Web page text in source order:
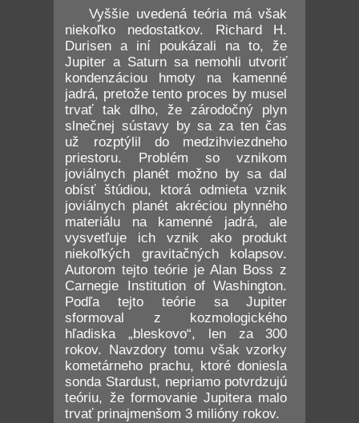
Vyššie uvedená teória má však
niekoľko nedostatkov. Richard H.
Durisen a iní poukázali na to, že
Jupiter a Saturn sa nemohli utvoriť
kondenzáciou hmoty na kamenné
jadrá, pretože tento proces by musel
trvať tak dlho, že zárodočný plyn
slnečnej sústavy by sa za ten čas
už rozptýlil do medzihviezdneho
priestoru. Problém so vznikom
joviálnych planét možno by sa dal
obísť štúdiou, ktorá odmieta vznik
joviálnych planét akréciou plynného
materiálu na kamenné jadrá, ale
vysvetľuje ich vznik ako produkt
niekoľkých gravitačných kolapsov.
Autorom tejto teórie je Alan Boss z
Carnegie Institution of Washington.
Podľa tejto teórie sa Jupiter
sformoval z kozmologického
hľadiska „bleskovo“, len za 300
rokov. Navzdory tomu však vzorky
kometárneho prachu, ktoré doniesla
sonda Stardust, nepriamo potvrdzujú
teóriu, že formovanie Jupitera malo
trvať prinajmenšom 3 milióny rokov.